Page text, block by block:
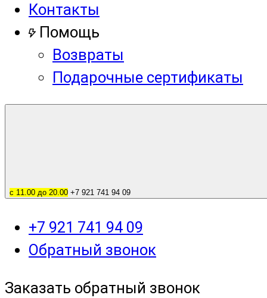
Контакты
Помощь
Возвраты
Подарочные сертификаты
с 11.00 до 20.00 +7 921 741 94 09
+7 921 741 94 09
Обратный звонок
Заказать обратный звонок